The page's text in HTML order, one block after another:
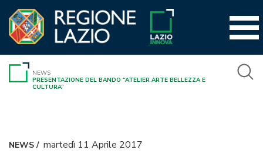
contenuto
NEWS
PRESENTAZIONE DEL BANDO “ATELIER ARTE BELLEZZA E
CULTURA”
NEWS/ martedì 11 Aprile 2017